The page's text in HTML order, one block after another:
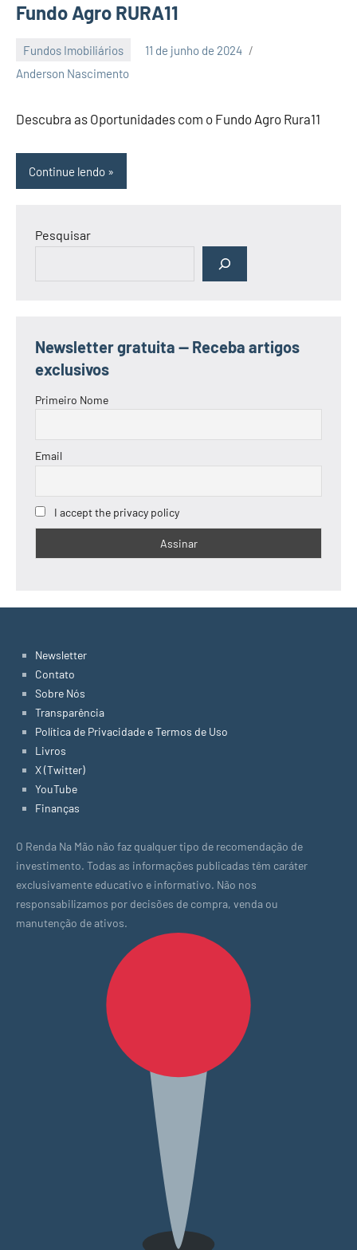
Fundo Agro RURA11
Fundos Imobiliários
11 de junho de 2024
Anderson Nascimento
Nenhum
Descubra as Oportunidades com o Fundo Agro Rura11
Continue lendo
Pesquisar
Newsletter gratuita — Receba artigos
exclusivos
Primeiro Nome
Email
I accept the privacy policy
Newsletter
Contato
Sobre Nós
Transparência
Política de Privacidade e Termos de Uso
Livros
X (Twitter)
YouTube
Finanças
O Renda Na Mão não faz qualquer tipo de recomendação de
investimento. Todas as informações publicadas têm caráter
exclusivamente educativo e informativo. Não nos
responsabilizamos por decisões de compra, venda ou
manutenção de ativos.